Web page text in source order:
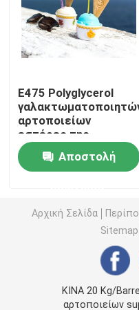
E471
Φυσικοί
Αποσταγμένο
Μονο και diglycerides
Monostearate
E475 Polyglycerol
γαλακτωματοποιητών
αρτοποιείων
εστέρες της
κιτρινωπής σκόνης
λιπαρών οξέων PGE
Αποστολή
Αρχική Σελίδα
Sitemap
ΚΙΝΑ 20 Kg/
αρτοποιείων